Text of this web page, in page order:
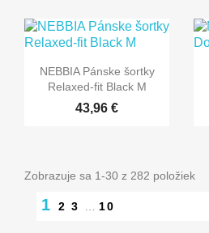
NEBBIA Pánske šortky
Relaxed-fit Black M
43,96 €
Zobrazuje sa 1-30 z 282 položiek
1 2 3 10